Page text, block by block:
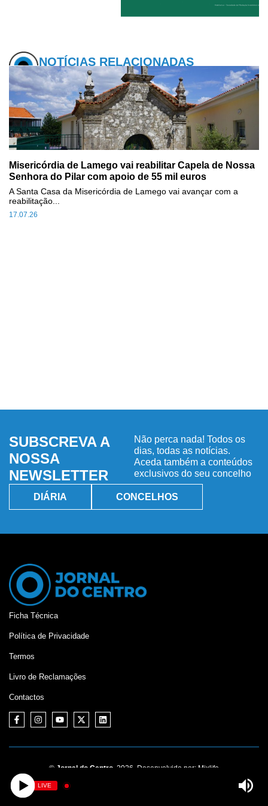
NOTÍCIAS RELACIONADAS
Misericórdia de Lamego vai reabilitar Capela de Nossa
Senhora do Pilar com apoio de 55 mil euros
17.07.26
A Santa Casa da Misericórdia de Lamego vai avançar com a
reabilitação...
SUBSCREVA A
NOSSA
NEWSLETTER
Não perca nada! Todos os
dias, todas as notícias.
Aceda também a conteúdos
exclusivos do seu concelho
DIÁRIA CONCELHOS
Ficha Técnica
Política de Privacidade
Termos
Livro de Reclamações
Contactos
© Jornal do Centro, 2026. Desenvolvido por: Mixlife
LIVE